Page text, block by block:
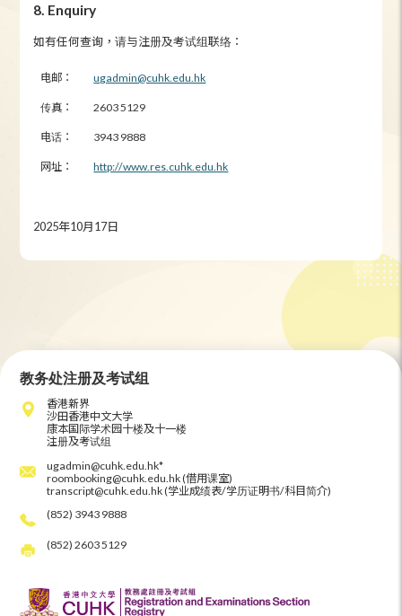
8. Enquiry
如有任何查询，请与注册及考试组联络：
电邮： ugadmin@cuhk.edu.hk
传真： 2603 5129
电话： 3943 9888
网址： http://www.res.cuhk.edu.hk
2025年10月17日
教务处注册及考试组
香港新界
沙田香港中文大学
康本国际学术园十楼及十一楼
注册及考试组
ugadmin@cuhk.edu.hk*
roombooking@cuhk.edu.hk (借用课室)
transcript@cuhk.edu.hk (学业成绩表/学历证明书/科目简介)
(852) 3943 9888
(852) 2603 5129